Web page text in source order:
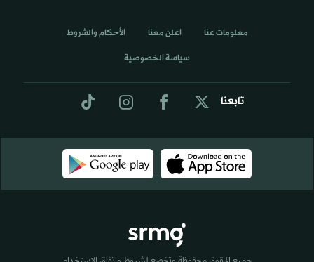
تابعنا
معلومات عنا اعلن معنا الأحكام والشروط
سياسة الخصوصية